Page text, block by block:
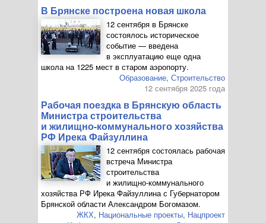
В Брянске построена новая школа
12 сентября в Брянске
состоялось историческое
событие — введена
в эксплуатацию еще одна
школа на 1225 мест в старом аэропорту.
Образование, Строительство
12 сентября 2025 года
Рабочая поездка в Брянскую область
Министра строительства
и жилищно-коммунальногохозяйства
РФ Ирека Файзуллина
12 сентября состоялась рабочая
встреча Министра
строительства
и жилищно-коммунального
хозяйства РФ Ирека Файзуллина с Губернатором
Брянской области Александром Богомазом.
ЖКХ, Национальные проекты, Нацпроект